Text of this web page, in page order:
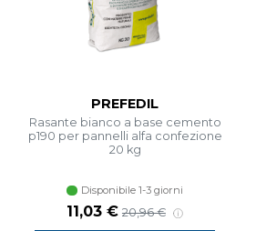
PREFEDIL
Rasante bianco a base cemento
p190 per pannelli alfa confezione
20 kg
Disponibile 1-3 giorni
Prezzo scontato
11,03 € Prezzo di listino
20,96 €